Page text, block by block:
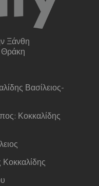
Ξάνθη
Θράκη
Βασίλειος-
Κοκκαλίδης
Κοκκαλίδης